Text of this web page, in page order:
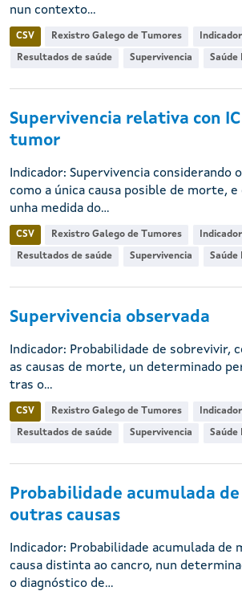
nun contexto...
CSV Rexistro Galego de Tumores
Resultados de saúde Supervivencia Saúde
Supervivencia relativa con
tumor
Indicador: Supervivencia considerando
como a única causa posible de morte,
unha medida do...
CSV Rexistro Galego de Tumores
Resultados de saúde Supervivencia Saúde
Supervivencia observada
Indicador: Probabilidade de sobrevivir,
as causas de morte, un determinado
tras o...
CSV Rexistro Galego de Tumores
Resultados de saúde Supervivencia Saúde
Probabilidade acumulada
outras causas
Indicador: Probabilidade acumulada de
causa distinta ao cancro, nun
o diagnóstico de...